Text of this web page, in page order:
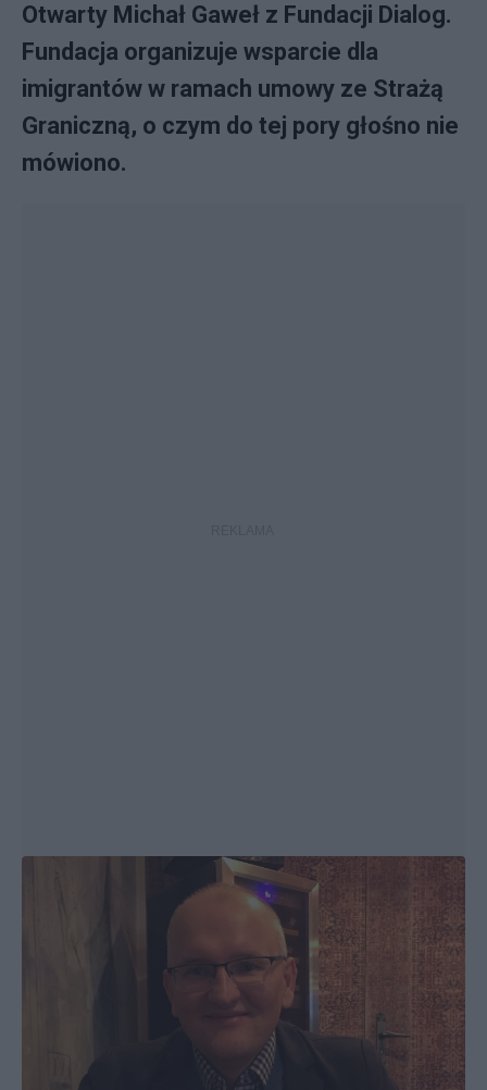
Otwarty Michał Gaweł z Fundacji Dialog.
Fundacja organizuje wsparcie dla
imigrantów w ramach umowy ze Strażą
Graniczną, o czym do tej pory głośno nie
mówiono.